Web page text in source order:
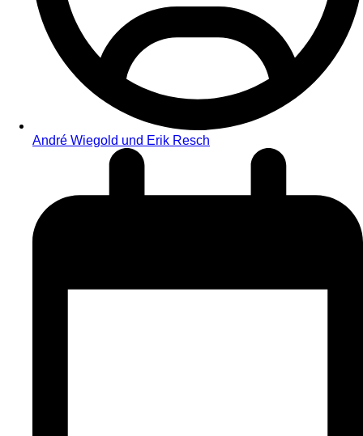
André Wiegold und Erik Resch